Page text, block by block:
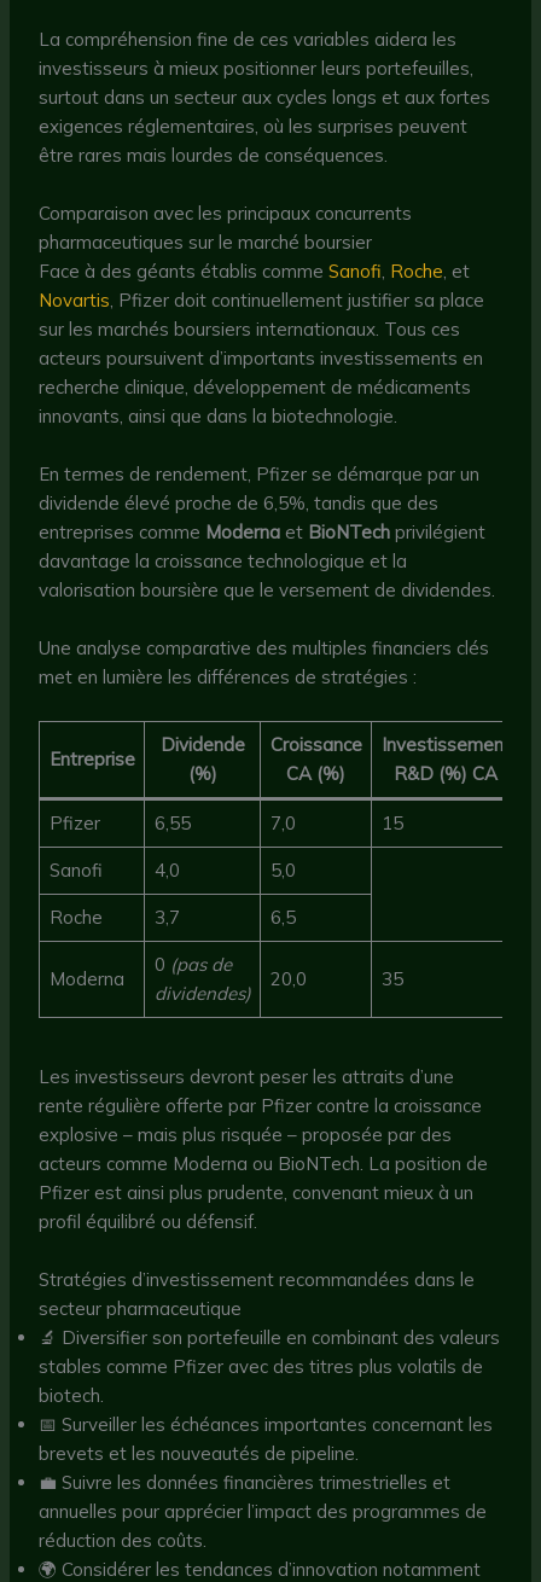
La compréhension fine de ces variables aidera les
investisseurs à mieux positionner leurs portefeuilles,
surtout dans un secteur aux cycles longs et aux fortes
exigences réglementaires, où les surprises peuvent
être rares mais lourdes de conséquences.
Comparaison avec les principaux concurrents
pharmaceutiques sur le marché boursier
Face à des géants établis commeSanofi Roche , et
Novartis , Pfizer doit continuellement justifier sa place
sur les marchés boursiers internationaux. Tous ces
acteurs poursuivent d’importants investissements en
recherche clinique, développement de médicaments
innovants, ainsi que dans la biotechnologie.
En termes de rendement, Pfizer se démarque par un
dividende élevé proche de 6,5%, tandis que des
entreprises comme Moderna et BioNTech privilégient
davantage la croissance technologique et la
valorisation boursière que le versement de dividendes.
Une analyse comparative des multiples financiers clés
met en lumière les différences de stratégies :
Entreprise
Dividende
(%)
Croissance
CA (%)
Investissement
R&D (%) CA
Pfizer 6,55 7,0 15
Sanofi 4,0 5,0
Roche 3,7 6,5
Moderna
0 (pas de
dividendes)
20,0 35
Les investisseurs devront peser les attraits d’une
rente régulière offerte par Pfizer contre la croissance
explosive – mais plus risquée – proposée par des
acteurs comme Moderna ou BioNTech. La position de
Pfizer est ainsi plus prudente, convenant mieux à un
profil équilibré ou défensif.
Stratégies d’investissement recommandées dans le
secteur pharmaceutique
🔬 Diversifier son portefeuille en combinant des valeurs
stables comme Pfizer avec des titres plus volatils de
biotech.
📅 Surveiller les échéances importantes concernant les
brevets et les nouveautés de pipeline.
💼 Suivre les données financières trimestrielles et
annuelles pour apprécier l’impact des programmes de
réduction des coûts.
🌍 Considérer les tendances d’innovation notamment